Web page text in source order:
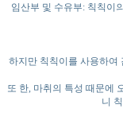
임산부 및 수유부: 칙칙이
하지만 칙칙이를 사용하여
또 한, 마취의 특성 때문에
니